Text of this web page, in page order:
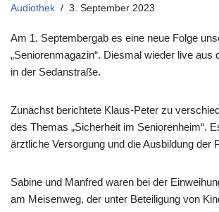
Audiothek 3. September 2023
Am 1. Septembergab es eine neue Folge
„Seniorenmagazin“. Diesmal wieder live aus
in der Sedanstraße.
Zunächst berichtete Klaus-Peter zu
des Themas „Sicherheit im Seniorenheim“.
ärztliche Versorgung und die Ausbildung der
Sabine und Manfred waren bei der
am Meisenweg, der unter Beteiligung von